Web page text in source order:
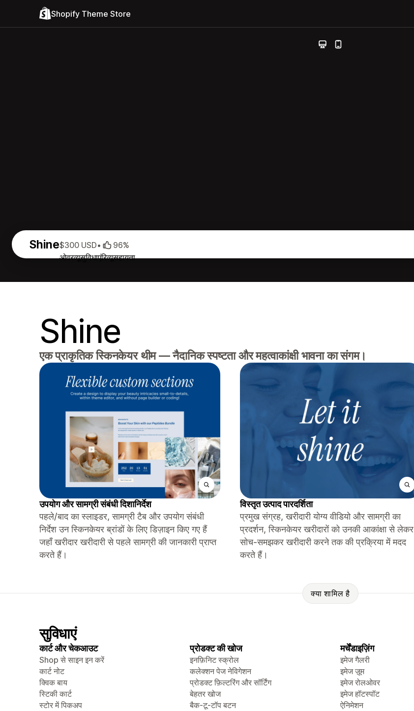
Shopify Theme Store
Shine
ओवरव्यूसुविधाएंरिव्यूसहायता
$300 USD• 96%
Shine
एक प्राकृतिक स्किनकेयर थीम — नैदानिक ​​स्पष्टता और महत्वाकांक्षी भावना का संगम।
उपयोग और सामग्री संबंधी दिशानिर्देश
पहले/बाद का स्लाइडर, सामग्री टैब और उपयोग संबंधी
निर्देश उन स्किनकेयर ब्रांडों के लिए डिज़ाइन किए गए हैं
जहाँ खरीदार खरीदारी से पहले सामग्री की जानकारी प्राप्त
करते हैं।
विस्तृत उत्पाद पारदर्शिता
प्रमुख संग्रह, खरीदारी योग्य वीडियो और सामग्री का
प्रदर्शन, स्किनकेयर खरीदारों को उनकी आकांक्षा से लेकर
सोच-समझकर खरीदारी करने तक की प्रक्रिया में मदद
करते हैं।
क्या शामिल है
सुविधाएं
कार्ट और चेकआउट
Shop से साइन इन करें
कार्ट नोट
क्विक बाय
स्टिकी कार्ट
स्टोर में पिकअप
प्रोडक्ट की खोज
इनफ़िनिट स्क्रोल
कलेक्शन पेज नेविगेशन
प्रोडक्ट फ़िल्टरिंग और सॉर्टिंग
बेहतर खोज
बैक-टू-टॉप बटन
मर्चेंडाइज़िंग
इमेज गैलरी
इमेज ज़ूम
इमेज रोलओवर
इमेज हॉटस्पॉट
ऐनिमेशन